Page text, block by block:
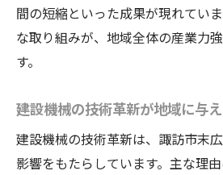
間の短縮といった成果が現れてい
な取り組みが、地域全体の産業力
す。
建設機械の技術革新が地域に与
建設機械の技術革新は、諏訪市末
影響をもたらしています。主な理